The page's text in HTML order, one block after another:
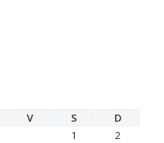
V S
D
1
2